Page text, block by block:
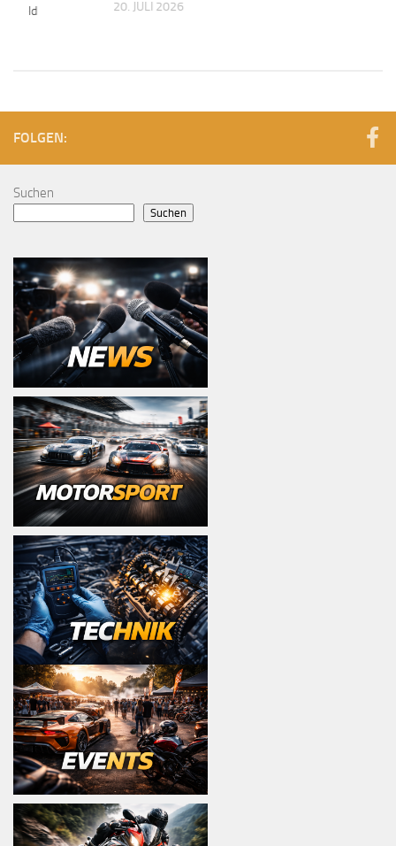
20. JULI 2026
Feld
FOLGEN:
Suchen
Suchen